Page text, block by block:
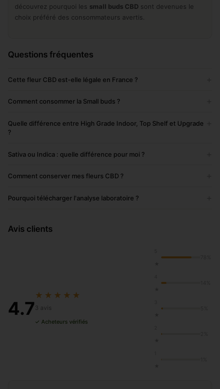
découvrez pourquoi les small buds CBDsont devenues le
choix préféré des consommateurs avertis.
Questions fréquentes
Cette fleur CBD est-elle légale en France ?
Comment consommer la Small buds ?
Quelle différence entre High Grade Indoor, Top Shelf et Upgrade
?
Sativa ou Indica : quelle différence pour moi ?
Comment conserver mes fleurs CBD ?
Pourquoi télécharger l'analyse laboratoire ?
Avis clients
4.7
★★★★★
3 avis
✓ Acheteurs vérifiés